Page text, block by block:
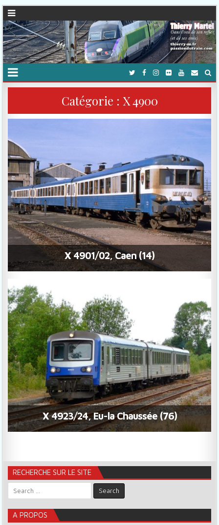
Catégorie : X 4900
X 4901/02, Caen (14)
X 4923/24, Eu-la Chaussée (76)
RECHERCHE SUR LE SITE
Search for:
A PROPOS